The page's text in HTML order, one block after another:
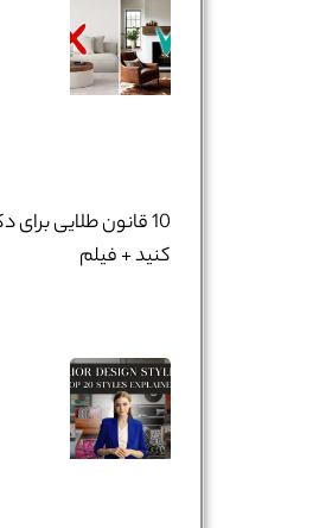
10 قانون طلایی
کنید + فیلم